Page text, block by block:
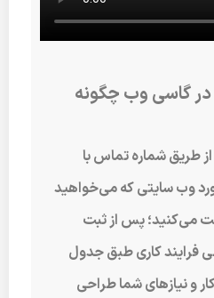
گاسی وب چگونه
از طریق شماره تماس با
وب سایتی که می‌خواهید
می‌کنید؛ پس از ثبت
کاری طبق جدول
و نیازهای شما طراحی